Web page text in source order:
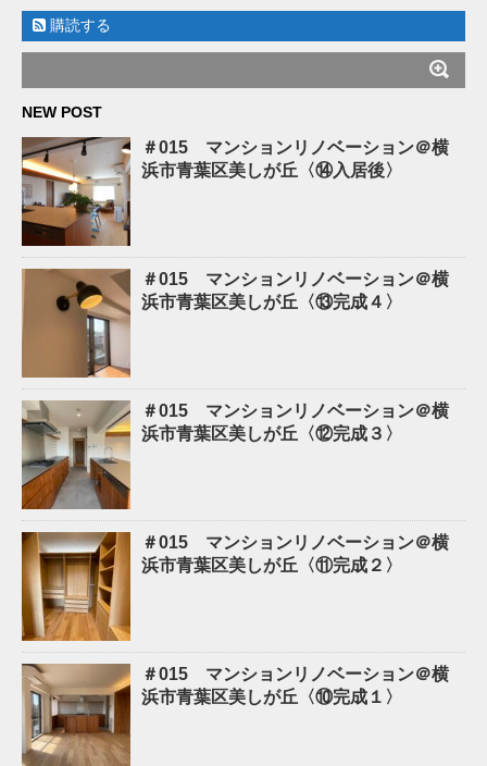
購読する
NEW POST
＃015 マンションリノベーション＠横
浜市青葉区美しが丘〈⑭入居後〉
＃015 マンションリノベーション＠横
浜市青葉区美しが丘〈⑬完成４〉
＃015 マンションリノベーション＠横
浜市青葉区美しが丘〈⑫完成３〉
＃015 マンションリノベーション＠横
浜市青葉区美しが丘〈⑪完成２〉
＃015 マンションリノベーション＠横
浜市青葉区美しが丘〈⑩完成１〉